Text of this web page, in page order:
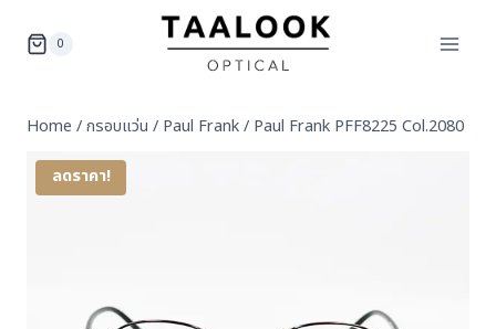
0
Home /กรอบแว่น / Paul Frank/ Paul Frank PFF8225 Col.2080
ลดราคา!